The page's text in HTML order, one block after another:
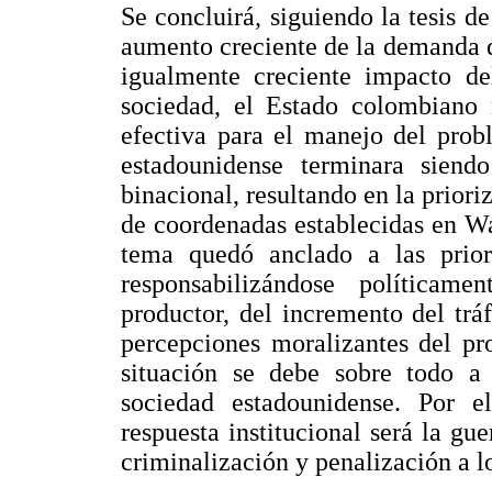
Se concluirá, siguiendo la tesis
aumento creciente de la
igualmente creciente impacto
sociedad, el Estado
efectiva para el manejo del
estadounidense terminara
binacional, resultando en la
de coordenadas establecidas en
tema quedó anclado a las
responsabilizándose
productor, del incremento del
percepciones moralizantes del
situación se debe sobre todo
sociedad estadounidense.
respuesta institucional será la
criminalización y penalización a